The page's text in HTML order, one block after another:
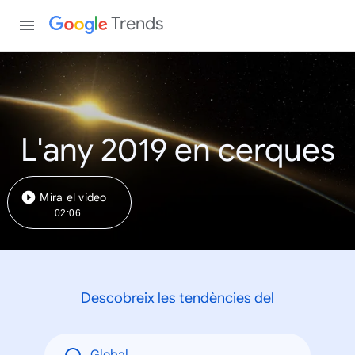
Trends
L'any 2019 en cerques
Mira el vídeo
02:06
Descobreix les tendències del